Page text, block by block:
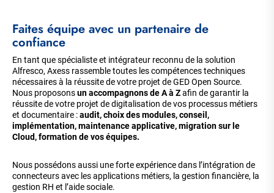
Faites équipe avec un partenaire de
confiance
En tant que spécialiste et intégrateur reconnu de la solution
Alfresco, Axess rassemble toutes les compétences techniques
nécessaires à la réussite de votre projet de GED Open Source.
Nous proposonsun accompagnons de A à Zafin de garantir la
réussite de votre projet de digitalisation de vos processus métiers
et documentaire :audit, choix des modules, conseil,
implémentation, maintenance applicative, migration sur le
Cloud, formation de vos équipes.
Nous possédons aussi une forte expérience dans l’intégration de
connecteurs avec les applications métiers, la gestion financière, la
gestion RH et l’aide sociale.